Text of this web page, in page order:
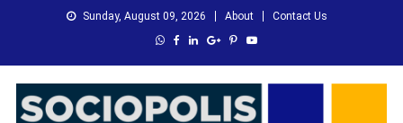
Sunday, August 09, 2026 About Contact Us